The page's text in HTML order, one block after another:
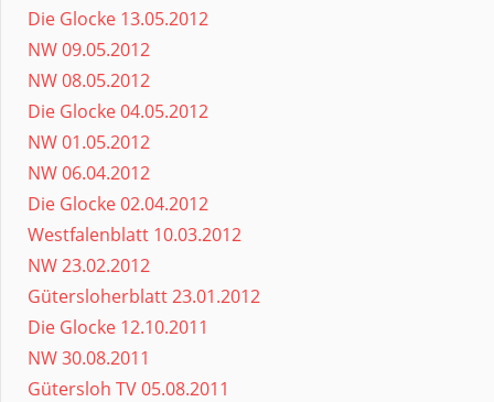
Die Glocke 13.05.2012
NW 09.05.2012
NW 08.05.2012
Die Glocke 04.05.2012
NW 01.05.2012
NW 06.04.2012
Die Glocke 02.04.2012
Westfalenblatt 10.03.2012
NW 23.02.2012
Gütersloherblatt 23.01.2012
Die Glocke 12.10.2011
NW 30.08.2011
Gütersloh TV 05.08.2011